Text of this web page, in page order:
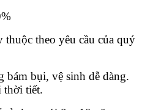
thuộc theo yêu cầu của quý
bụi, vệ sinh dễ dàng.
thời tiết.